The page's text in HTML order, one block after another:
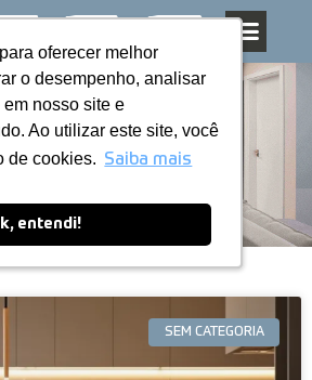
oferecer melhor
o desempenho, analisar
nosso site e
Ao utilizar este site, você
de cookies. Saiba mais
entendi!
oferecer melhor
o desempenho, analisar
nosso site e
Ao utilizar este site, você
de cookies. Saiba mais
entendi!
Blog
SEM CATEGORIA